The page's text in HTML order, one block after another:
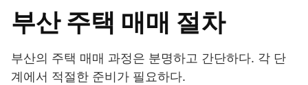
부산 주택 매매 절차
부산의 주택 매매 과정은 분명하고 간단하다. 각 단
계에서 적절한 준비가 필요하다.